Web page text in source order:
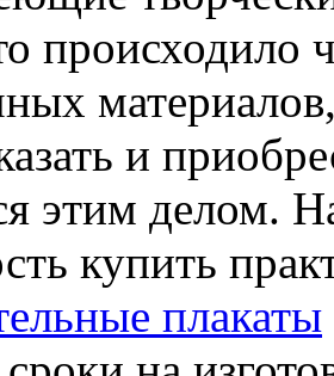
происходило
и
этим делом.
купить
плакаты